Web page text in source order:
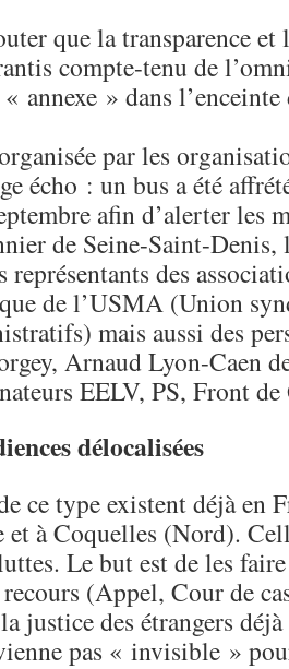
que la transparence et
compte-tenu de
annexe » dans
par les
écho : un bus a été
afin d’alerter les
de Seine-Saint-Denis,
représentants des
de l’USMA (Union
mais aussi des
Arnaud Lyon-Caen
EELV, PS, Front de
délocalisées
ce type existent déjà en
et à Coquelles (Nord).
Le but est de les
(Appel, Cour de
justice des étrangers
pas « invisible »